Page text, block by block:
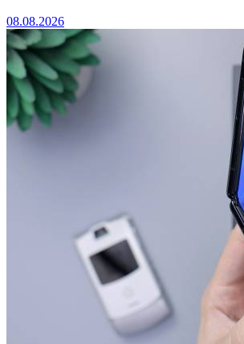
08.08.2026